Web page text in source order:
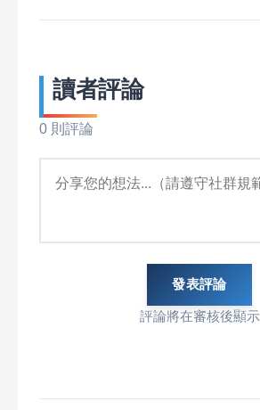
讀者評論
0 則評論
發表評論
評論將在審核後顯示